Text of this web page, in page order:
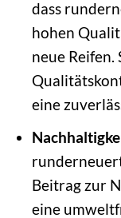
dass
hohen
neue Reifen.
eine
Beitrag zur
eine